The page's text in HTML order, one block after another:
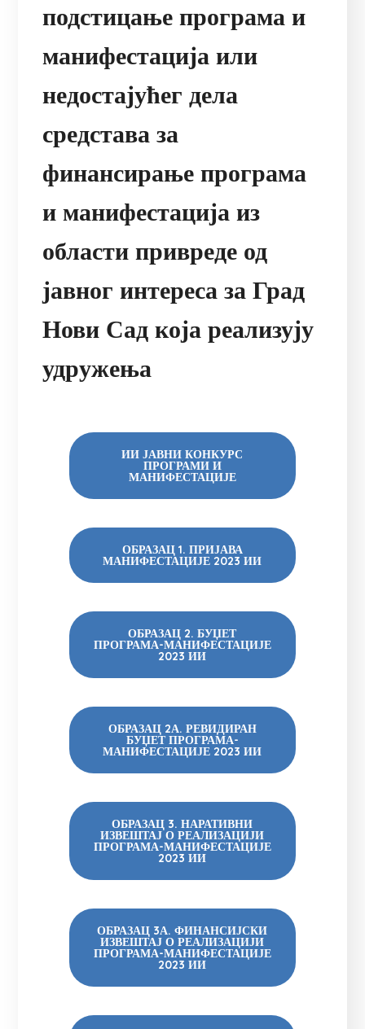
подстицање програма и
манифестација или
недостајућег дела
средстава за
финансирање програма
и манифестација из
области привреде од
јавног интереса за Град
Нови Сад која реализују
удружења
ИИ ЈАВНИ КОНКУРС
ПРОГРАМИ И
МАНИФЕСТАЦИЈЕ
ОБРАЗАЦ 1. ПРИЈАВА
МАНИФЕСТАЦИЈЕ 2023 ИИ
ОБРАЗАЦ 2. БУЏЕТ
ПРОГРАМА-МАНИФЕСТАЦИЈЕ
2023 ИИ
ОБРАЗАЦ 2А. РЕВИДИРАН
БУЏЕТ ПРОГРАМА-
МАНИФЕСТАЦИЈЕ 2023 ИИ
ОБРАЗАЦ 3. НАРАТИВНИ
ИЗВЕШТАЈ О РЕАЛИЗАЦИЈИ
ПРОГРАМА-МАНИФЕСТАЦИЈЕ
2023 ИИ
ОБРАЗАЦ 3А. ФИНАНСИЈСКИ
ИЗВЕШТАЈ О РЕАЛИЗАЦИЈИ
ПРОГРАМА-МАНИФЕСТАЦИЈЕ
2023 ИИ